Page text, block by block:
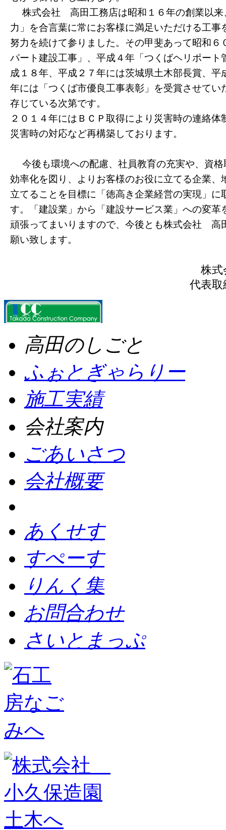
株式会社 高田工務店は昭和１６年の創業以来
力」を合言葉に常にお客様に満足いただける工事
努力を続けて参りました。その甲斐あって昭和６
パート建設工事」、平成４年「つくばヘリポート
成１８年、平成２７年には茨城県土木部長賞、平
年には「つくば市優良工事表彰」を受賞させてい
存じている次第です。
２０１４年にはＢＣＰ取得により災害時の連絡体
災害時の対応など再構築しております。
今後も環境への配慮、社員教育の充実や、資格
効率化を図り、よりお客様のお役に立てる企業、
立てることを目標に「徳高き企業経営の実現」に
す。「建設業」から「建設サービス業」への変革
頑張ってまいりますので、今後とも株式会社 高
願い致します。
株
代表
高田のしごと
ふぉとぎゃらりー
施工実績
会社案内
ごあいさつ
会社概要
あくせす
すぺーす
りんく集
お問合わせ
さいとまっぷ